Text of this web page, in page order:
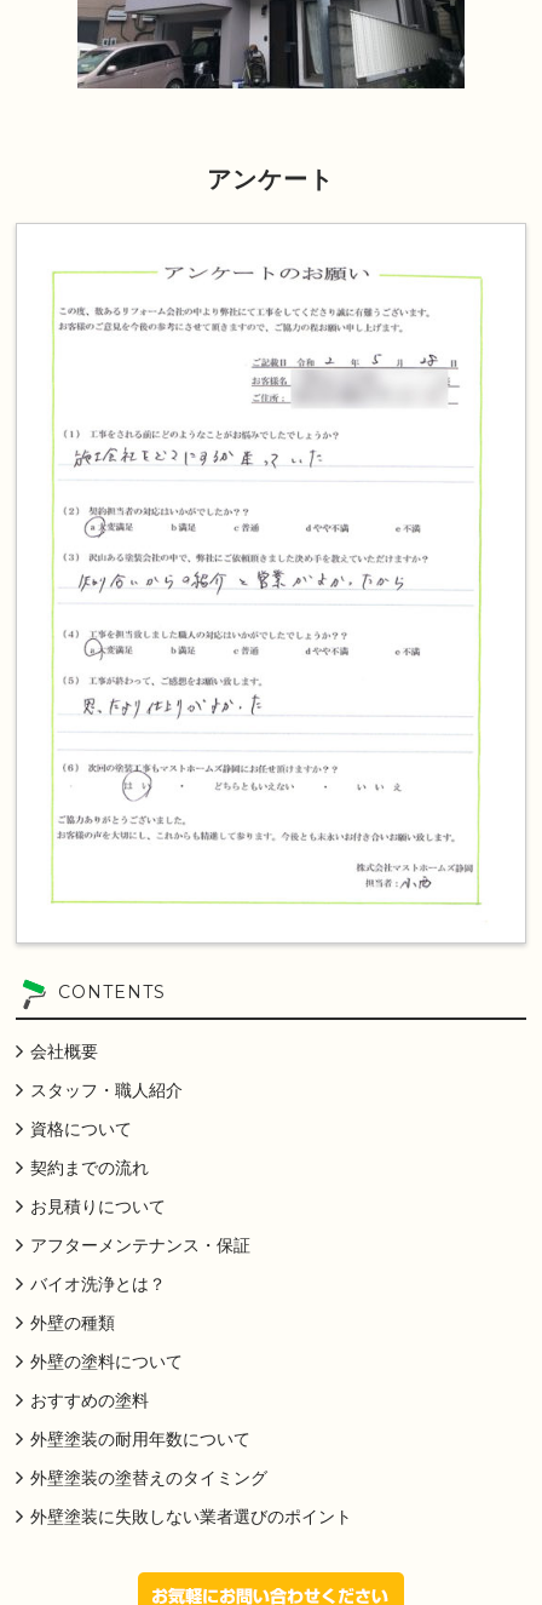
アンケート
CONTENTS
会社概要
スタッフ・職人紹介
資格について
契約までの流れ
お見積りについて
アフターメンテナンス・保証
バイオ洗浄とは？
外壁の種類
外壁の塗料について
おすすめの塗料
外壁塗装の耐用年数について
外壁塗装の塗替えのタイミング
外壁塗装に失敗しない業者選びのポイント